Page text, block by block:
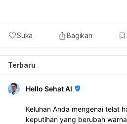
Suka Bagikan
Terbaru
Hello Sehat AI
Keluhan Anda mengenai telat
keputihan yang berubah